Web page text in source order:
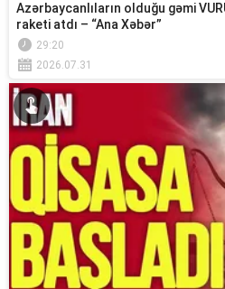
Azərbaycanlıların olduğu gəmi
raketi atdı – “Ana Xəbər”
29:20
2026.07.31